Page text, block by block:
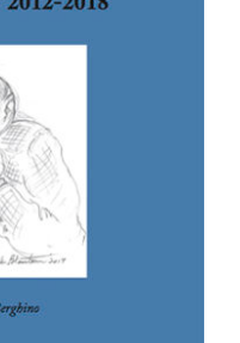
2012-